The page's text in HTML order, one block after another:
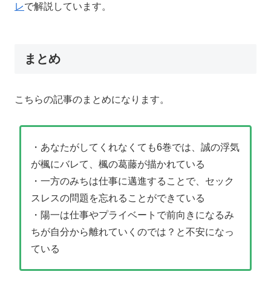
レで解説しています。
まとめ
こちらの記事のまとめになります。
・あなたがしてくれなくても6巻では、誠の浮気
が楓にバレて、楓の葛藤が描かれている
・一方のみちは仕事に邁進することで、セック
スレスの問題を忘れることができている
・陽一は仕事やプライベートで前向きになるみ
ちが自分から離れていくのでは？と不安になっ
ている